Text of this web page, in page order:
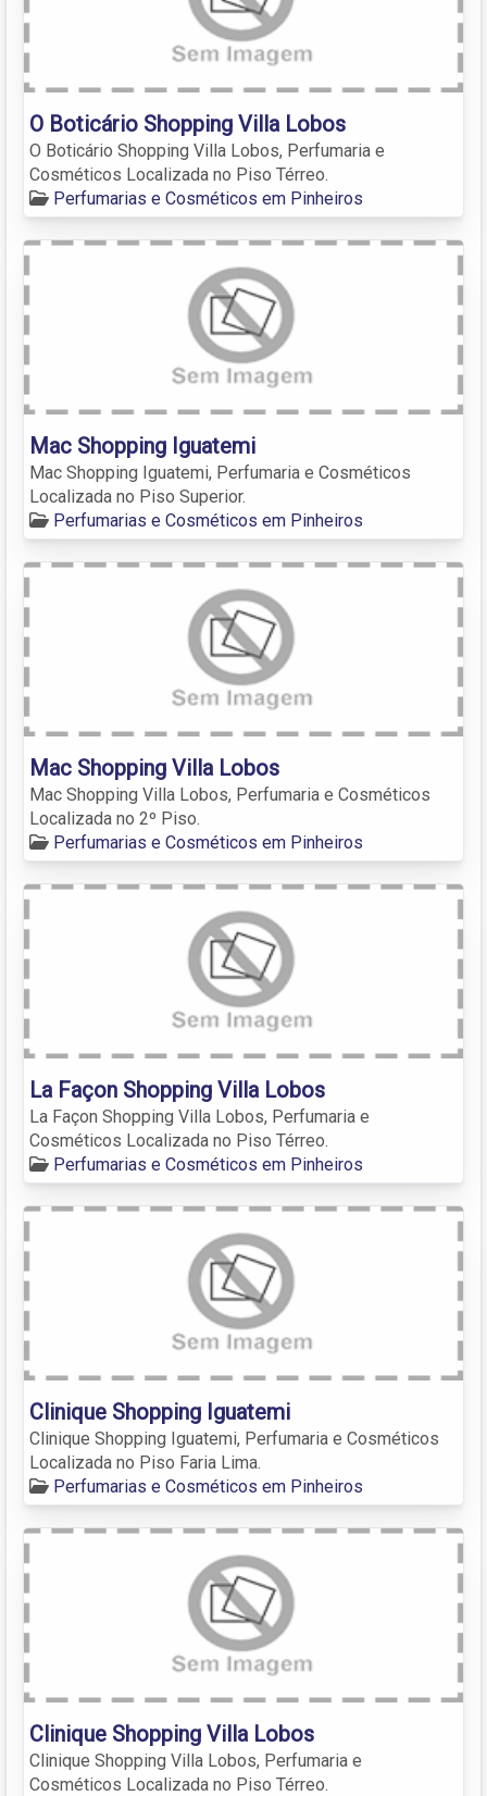
O Boticário Shopping Villa Lobos
O Boticário Shopping Villa Lobos, Perfumaria e
Cosméticos Localizada no Piso Térreo.
Perfumarias e Cosméticos em Pinheiros
Mac Shopping Iguatemi
Mac Shopping Iguatemi, Perfumaria e Cosméticos
Localizada no Piso Superior.
Perfumarias e Cosméticos em Pinheiros
Mac Shopping Villa Lobos
Mac Shopping Villa Lobos, Perfumaria e Cosméticos
Localizada no 2º Piso.
Perfumarias e Cosméticos em Pinheiros
La Façon Shopping Villa Lobos
La Façon Shopping Villa Lobos, Perfumaria e
Cosméticos Localizada no Piso Térreo.
Perfumarias e Cosméticos em Pinheiros
Clinique Shopping Iguatemi
Clinique Shopping Iguatemi, Perfumaria e Cosméticos
Localizada no Piso Faria Lima.
Perfumarias e Cosméticos em Pinheiros
Clinique Shopping Villa Lobos
Clinique Shopping Villa Lobos, Perfumaria e
Cosméticos Localizada no Piso Térreo.